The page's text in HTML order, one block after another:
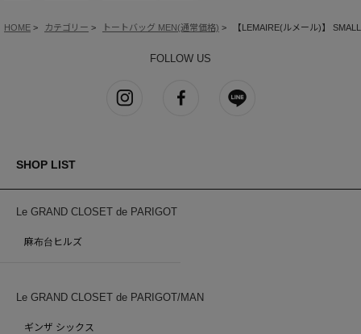
HOME カテゴリー トートバッグ MEN(通常価格) 【LEMAIRE(ルメール)】
FOLLOW US
SHOP LIST
Le GRAND CLOSET de PARIGOT
麻布台ヒルズ
Le GRAND CLOSET de PARIGOT/MAN
ギンザ シックス